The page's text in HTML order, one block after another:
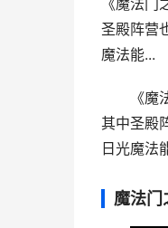
《魔法
圣殿阵营
魔法能...
《
其中圣殿
日光魔法
魔法门